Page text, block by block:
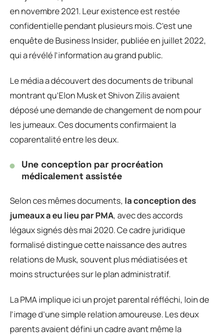
en novembre 2021. Leur existence est restée
confidentielle pendant plusieurs mois. C’est une
enquête de Business Insider, publiée en juillet 2022,
qui a révélé l’information au grand public.
Le média a découvert des documents de tribunal
montrant qu’Elon Musk et Shivon Zilis avaient
déposé une demande de changement de nom pour
les jumeaux. Ces documents confirmaient la
coparentalité entre les deux.
Une conception par procréation
médicalement assistée
Selon ces mêmes documents, la conception des
jumeaux a eu lieu par PMA, avec des accords
légaux signés dès mai 2020. Ce cadre juridique
formalisé distingue cette naissance des autres
relations de Musk, souvent plus médiatisées et
moins structurées sur le plan administratif.
La PMA implique ici un projet parental réfléchi, loin de
l’image d’une simple relation amoureuse. Les deux
parents avaient défini un cadre avant même la